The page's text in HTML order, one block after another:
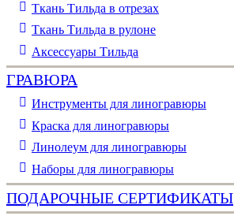
Ткань Тильда в отрезах
Ткань Тильда в рулоне
Аксессуары Тильда
ГРАВЮРА
Инструменты для линогравюры
Краска для линогравюры
Линолеум для линогравюры
Наборы для линогравюры
ПОДАРОЧНЫЕ СЕРТИФИКАТЫ